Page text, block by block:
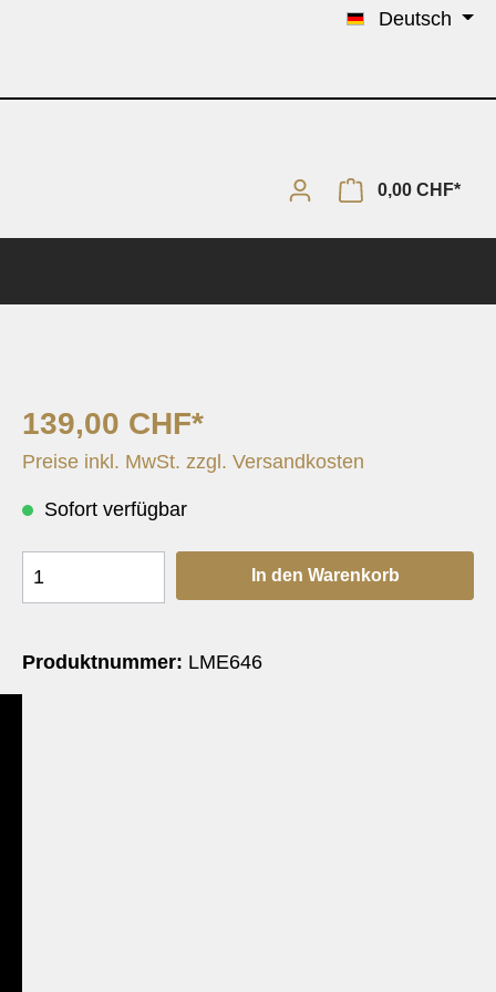
Deutsch
0,00 CHF*
Solo & Piano
139,00 CHF*
Preise inkl. MwSt. zzgl. Versandkosten
Sofort verfügbar
In den Warenkorb
Produktnummer: LME646